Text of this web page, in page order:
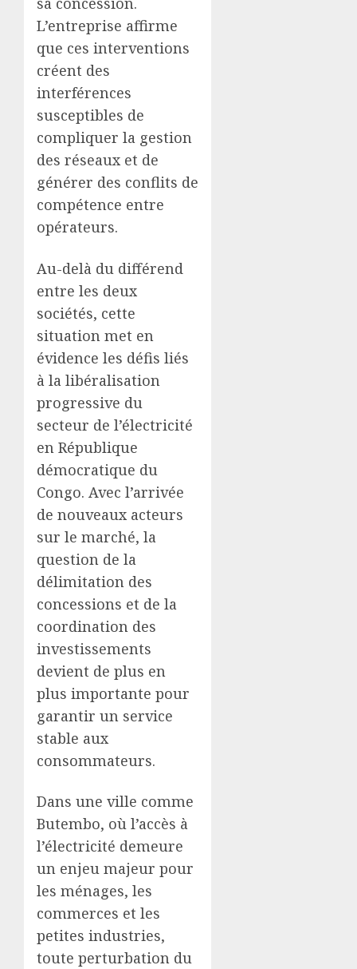
L’entreprise affirme
que ces interventions
créent des
interférences
susceptibles de
compliquer la gestion
des réseaux et de
générer des conflits de
compétence entre
opérateurs.
Au-delà du différend
entre les deux
sociétés, cette
situation met en
évidence les défis liés
à la libéralisation
progressive du
secteur de l’électricité
en République
démocratique du
Congo. Avec l’arrivée
de nouveaux acteurs
sur le marché, la
question de la
délimitation des
concessions et de la
coordination des
investissements
devient de plus en
plus importante pour
garantir un service
stable aux
consommateurs.
Dans une ville comme
Butembo, où l’accès à
l’électricité demeure
un enjeu majeur pour
les ménages, les
commerces et les
petites industries,
toute perturbation du